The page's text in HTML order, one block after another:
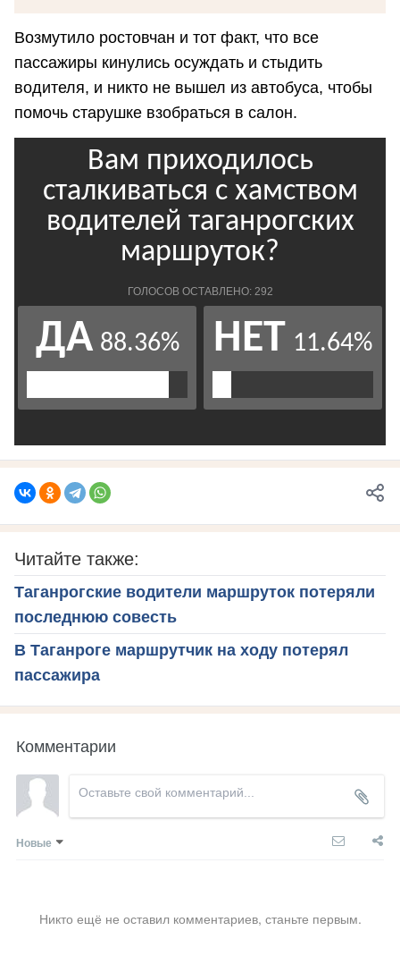
Возмутило ростовчан и тот факт, что все
пассажиры кинулись осуждать и стыдить
водителя, и никто не вышел из автобуса, чтобы
помочь старушке взобраться в салон.
Читайте также:
Таганрогские водители маршруток потеряли
последнюю совесть
В Таганроге маршрутчик на ходу потерял
пассажира
Комментарии
Новые
Никто ещё не оставил комментариев, станьте первым.